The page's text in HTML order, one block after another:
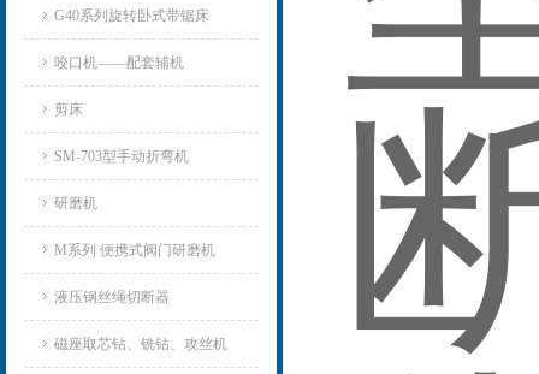
G40系列旋转卧式带锯床
咬口机——配套辅机
剪床
SM-703型手动折弯机
研磨机
M系列 便携式阀门研磨机
液压钢丝绳切断器
磁座取芯钻、铣钻、攻丝机